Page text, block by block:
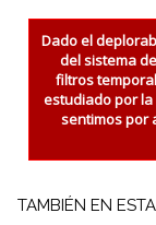
Dado el
del sistema
filtros
estudiado por la
sentimos por
TAMBIÉN EN